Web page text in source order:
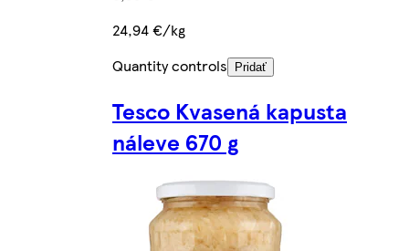
24,94 €/kg
Quantity controls
Pridať
Tesco Kvasená kapusta
náleve 670 g